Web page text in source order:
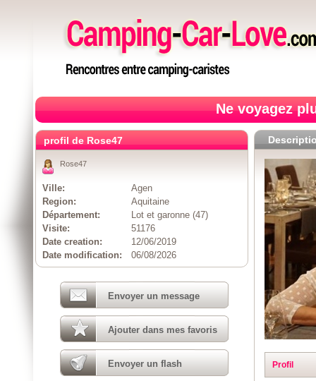
Ne voyagez
Profil
profil de Rose47
Rose47
Ville:
Agen
Region:
Aquitaine
Département:
Lot et garonne (47)
Visite:
51176
Date creation:
12/06/2019
Date modification:
06/08/2026
Envoyer un message
Ajouter dans mes favoris
Envoyer un flash